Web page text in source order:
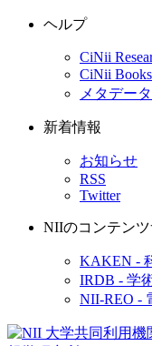
ヘルプ
CiNii
CiNii
メタデー
新着情報
お知らせ
RSS
Twitter
NIIのコンテン
KAKEN -
IRDB - 学
NII-REO -